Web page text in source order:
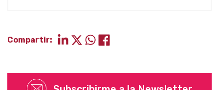
Compartir: